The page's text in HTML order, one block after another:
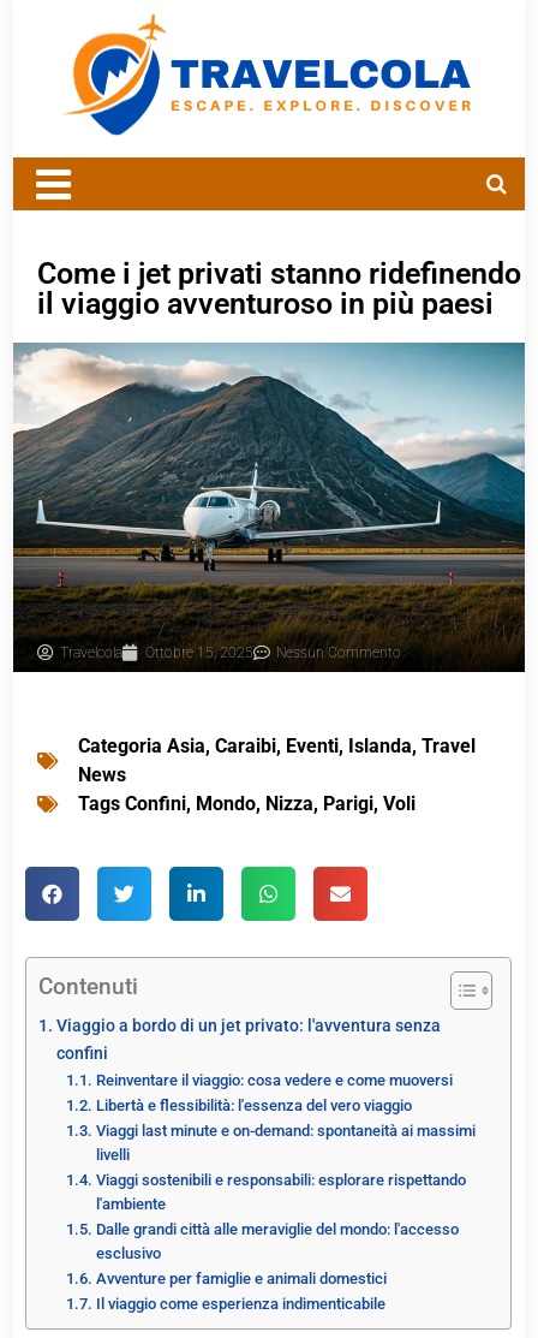
Come i jet privati ​​stanno ridefinendo
il viaggio avventuroso in più paesi
Travelcola Ottobre 15, 2025 Nessun Commento
Categoria Asia,Caraibi, Eventi, Islanda,Travel
News
Tags Confini, Mondo, Nizza, Parigi,Voli
Contenuti
Viaggio a bordo di un jet privato: l'avventura senza
confini
Reinventare il viaggio: cosa vedere e come muoversi
Libertà e flessibilità: l'essenza del vero viaggio
Viaggi last minute e on-demand: spontaneità ai massimi
livelli
Viaggi sostenibili e responsabili: esplorare rispettando
l'ambiente
Dalle grandi città alle meraviglie del mondo: l'accesso
esclusivo
Avventure per famiglie e animali domestici
Il viaggio come esperienza indimenticabile